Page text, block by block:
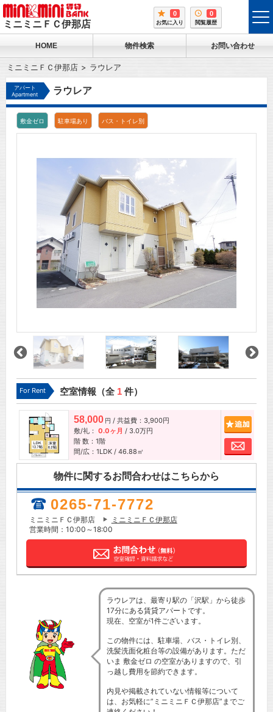
ミニミニＦＣ伊那店
0
お気に入り
0
閲覧履歴
HOME 物件検索 お問い合わせ
ミニミニＦＣ伊那店 ラウレア
アパート
Apartment
ラウレア
敷金ゼロ 駐車場あり バス・トイレ別
For Rent 空室情報（全 1件）
58,000 円 / 共益費：3,900円
敷/礼： 0.0ヶ月 / 3.0万円
階 数：1階
間/広：1LDK / 46.88㎡
お問
物件に関するお問合わせはこちらから
0265-71-7772
ミニミニＦＣ伊那店
ミニミニＦＣ伊那店
営業時間：10:00～18:00
ラウレアは、最寄り駅の「沢駅」から徒歩
17分にある賃貸アパートです。
現在、空室が1件ございます。
この物件には、駐車場、バス・トイレ別、
洗髪洗面化粧台等の設備があります。ただ
いま 敷金ゼロ の空室がありますので、引
っ越し費用を節約できます。
内見や掲載されていない情報等について
は、お気軽に”ミニミニＦＣ伊那店”までご